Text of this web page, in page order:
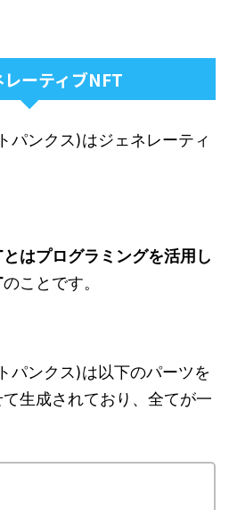
ーティブNFT
パンクス)はジェネレーティ
とはプログラミングを活用し
のことです。
パンクス)は以下のパーツを
生成されており、全てが一